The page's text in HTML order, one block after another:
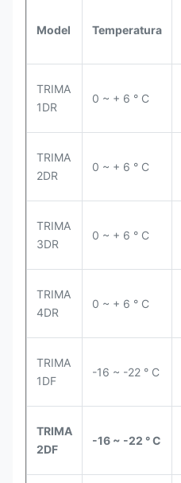
Model Temperatura
TRIMA
1DR
0 ~ + 6 ° C
TRIMA
2DR
0 ~ + 6 ° C
TRIMA
3DR
0 ~ + 6 ° C
TRIMA
4DR
0 ~ + 6 ° C
TRIMA
1DF
-16 ~ -22 ° C
TRIMA
2DF
-16 ~ -22 ° C